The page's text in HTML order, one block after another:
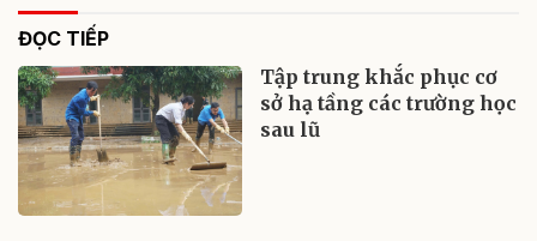
ĐỌC TIẾP
Tập trung khắc phục cơ
sở hạ tầng các trường học
sau lũ